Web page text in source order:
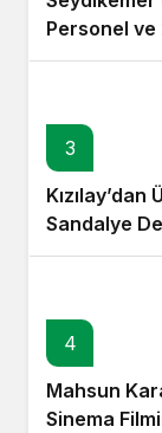
Personel ve
Müdahale
3
Sandalye
4
Mahsun
Sinema